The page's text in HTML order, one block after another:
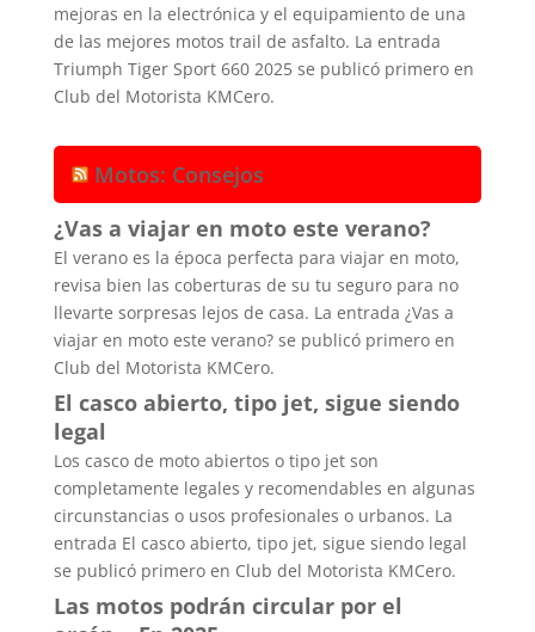
mejoras en la electrónica y el equipamiento de una
de las mejores motos trail de asfalto. La entrada
Triumph Tiger Sport 660 2025 se publicó primero en
Club del Motorista KMCero.
Motos: Consejos
¿Vas a viajar en moto este verano?
El verano es la época perfecta para viajar en moto,
revisa bien las coberturas de su tu seguro para no
llevarte sorpresas lejos de casa. La entrada ¿Vas a
viajar en moto este verano? se publicó primero en
Club del Motorista KMCero.
El casco abierto, tipo jet, sigue siendo
legal
Los casco de moto abiertos o tipo jet son
completamente legales y recomendables en algunas
circunstancias o usos profesionales o urbanos. La
entrada El casco abierto, tipo jet, sigue siendo legal
se publicó primero en Club del Motorista KMCero.
Las motos podrán circular por el